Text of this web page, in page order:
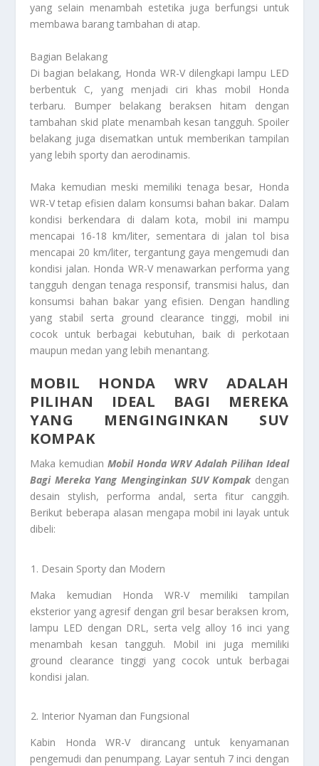
yang selain menambah estetika juga berfungsi untuk
membawa barang tambahan di atap.
Bagian Belakang
Di bagian belakang, Honda WR-V dilengkapi lampu LED
berbentuk C, yang menjadi ciri khas mobil Honda
terbaru. Bumper belakang beraksen hitam dengan
tambahan skid plate menambah kesan tangguh. Spoiler
belakang juga disematkan untuk memberikan tampilan
yang lebih sporty dan aerodinamis.
Maka kemudian meski memiliki tenaga besar, Honda
WR-V tetap efisien dalam konsumsi bahan bakar. Dalam
kondisi berkendara di dalam kota, mobil ini mampu
mencapai 16-18 km/liter, sementara di jalan tol bisa
mencapai 20 km/liter, tergantung gaya mengemudi dan
kondisi jalan. Honda WR-V menawarkan performa yang
tangguh dengan tenaga responsif, transmisi halus, dan
konsumsi bahan bakar yang efisien. Dengan handling
yang stabil serta ground clearance tinggi, mobil ini
cocok untuk berbagai kebutuhan, baik di perkotaan
maupun medan yang lebih menantang.
MOBIL HONDA WRV ADALAH
PILIHAN IDEAL BAGI MEREKA
YANG MENGINGINKAN SUV
KOMPAK
Maka kemudian Mobil Honda WRV Adalah Pilihan Ideal
Bagi Mereka Yang Menginginkan SUV Kompakdengan
desain stylish, performa andal, serta fitur canggih.
Berikut beberapa alasan mengapa mobil ini layak untuk
dibeli:
Desain Sporty dan Modern
Maka kemudian Honda WR-V memiliki tampilan
eksterior yang agresif dengan gril besar beraksen krom,
lampu LED dengan DRL, serta velg alloy 16 inci yang
menambah kesan tangguh. Mobil ini juga memiliki
ground clearance tinggi yang cocok untuk berbagai
kondisi jalan.
Interior Nyaman dan Fungsional
Kabin Honda WR-V dirancang untuk kenyamanan
pengemudi dan penumpang. Layar sentuh 7 inci dengan